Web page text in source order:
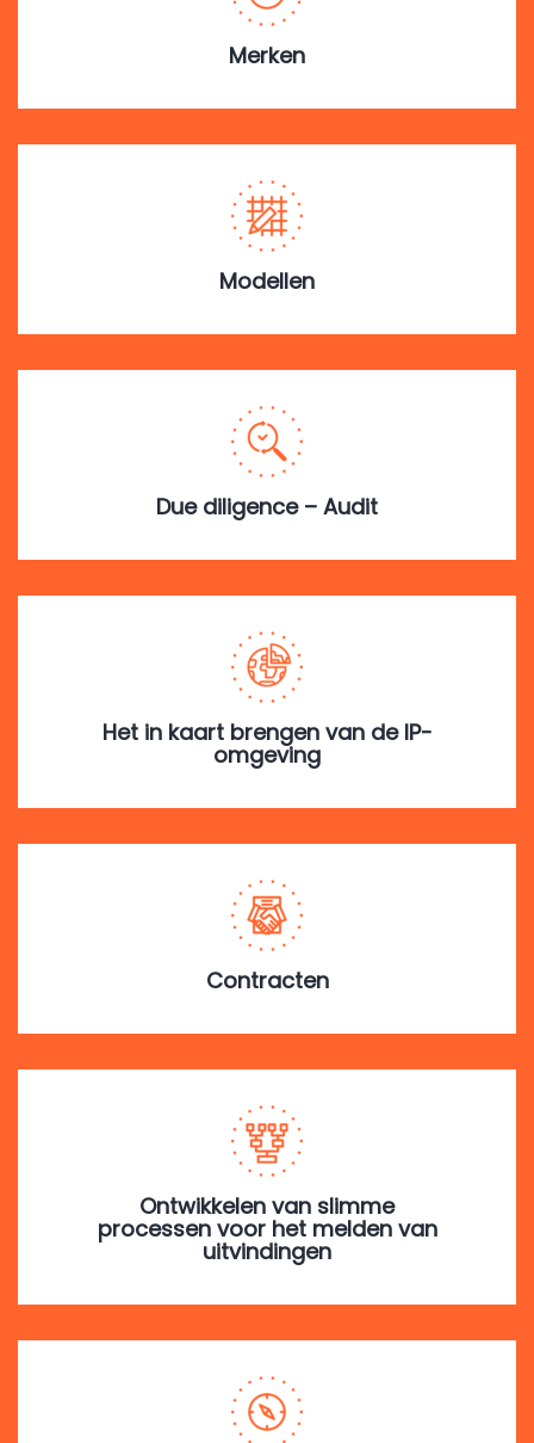
Merken
Modellen
Due diligence – Audit
Het in kaart brengen van de IP-
omgeving
Contracten
Ontwikkelen van slimme
processen voor het melden van
uitvindingen